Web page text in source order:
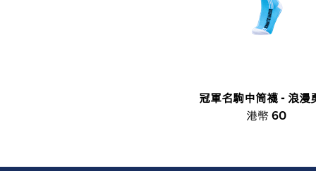
冠軍名駒中筒襪 - 浪漫
港幣 60